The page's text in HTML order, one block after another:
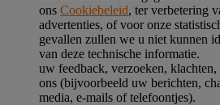
ons Cookiebeleid, ter verbetering
advertenties, of voor onze
gevallen zullen we u niet kunnen
van deze technische informatie.
uw feedback, verzoeken,
ons (bijvoorbeeld uw berichten,
media, e-mails of telefoontjes).